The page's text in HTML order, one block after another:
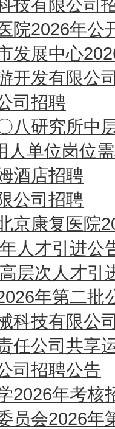
技有限公司
院2026年公
发展中心
开发有限公
司招聘
八研究所中
人单位岗位
酒店招聘
公司招聘
京康复医院
人才引进公
层次人才引
年第二批
科技有限公
任公司共享
司招聘公告
2026年考核
员会2026年